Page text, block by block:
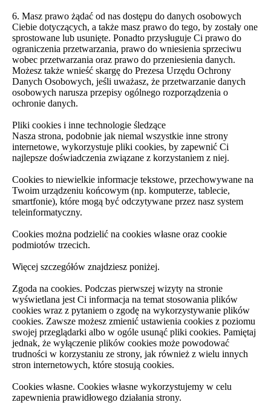
6. Masz prawo żądać od nas dostępu do danych osobowych
Ciebie dotyczących, a także masz prawo do tego, by zostały one
sprostowane lub usunięte. Ponadto przysługuje Ci prawo do
ograniczenia przetwarzania, prawo do wniesienia sprzeciwu
wobec przetwarzania oraz prawo do przeniesienia danych.
Możesz także wnieść skargę do Prezesa Urzędu Ochrony
Danych Osobowych, jeśli uważasz, że przetwarzanie danych
osobowych narusza przepisy ogólnego rozporządzenia o
ochronie danych.
Pliki cookies i inne technologie śledzące
Nasza strona, podobnie jak niemal wszystkie inne strony
internetowe, wykorzystuje pliki cookies, by zapewnić Ci
najlepsze doświadczenia związane z korzystaniem z niej.
Cookies to niewielkie informacje tekstowe, przechowywane na
Twoim urządzeniu końcowym (np. komputerze, tablecie,
smartfonie), które mogą być odczytywane przez nasz system
teleinformatyczny.
Cookies można podzielić na cookies własne oraz cookie
podmiotów trzecich.
Więcej szczegółów znajdziesz poniżej.
Zgoda na cookies. Podczas pierwszej wizyty na stronie
wyświetlana jest Ci informacja na temat stosowania plików
cookies wraz z pytaniem o zgodę na wykorzystywanie plików
cookies. Zawsze możesz zmienić ustawienia cookies z poziomu
swojej przeglądarki albo w ogóle usunąć pliki cookies. Pamiętaj
jednak, że wyłączenie plików cookies może powodować
trudności w korzystaniu ze strony, jak również z wielu innych
stron internetowych, które stosują cookies.
Cookies własne. Cookies własne wykorzystujemy w celu
zapewnienia prawidłowego działania strony.